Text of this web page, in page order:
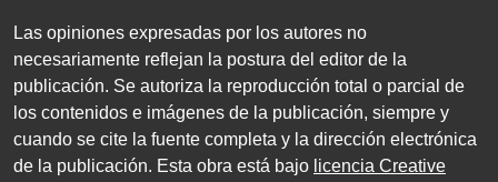
Las opiniones expresadas por los autores no
necesariamente reflejan la postura del editor de la
publicación. Se autoriza la reproducción total o parcial de
los contenidos e imágenes de la publicación, siempre y
cuando se cite la fuente completa y la dirección electrónica
de la publicación. Esta obra está bajo licencia Creative